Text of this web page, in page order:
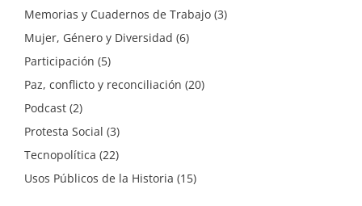
Memorias y Cuadernos de Trabajo (3)
Mujer, Género y Diversidad (6)
Participación (5)
Paz, conflicto y reconciliación (20)
Podcast (2)
Protesta Social (3)
Tecnopolítica (22)
Usos Públicos de la Historia (15)